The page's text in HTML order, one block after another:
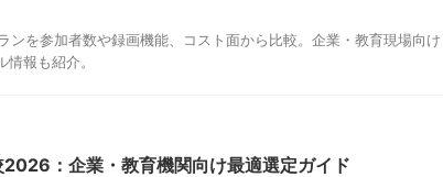
ンを参加者数や録画機能、コスト面から比較。企業・教育現場向け
報も紹介。
：企業・教育機関向け最適選定ガイド